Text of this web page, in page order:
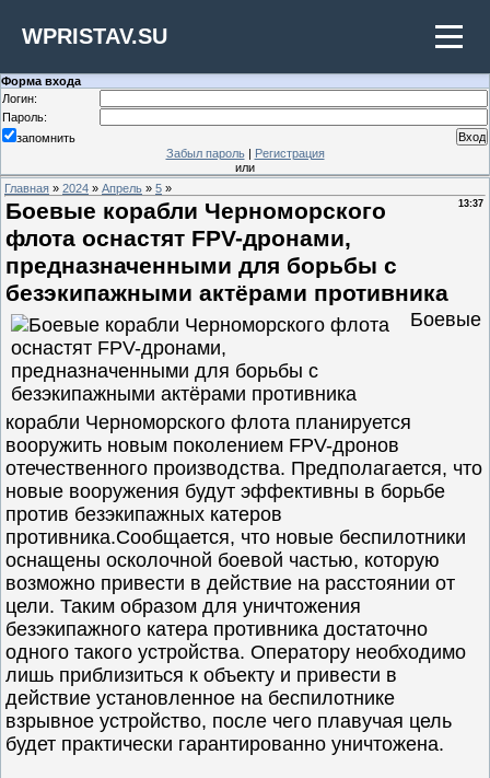
WPRISTAV.SU
Форма входа
Логин:
Пароль:
запомнить
Забыл пароль| Регистрация
или
Главная » 2024 » Апрель » 5 »
13:37
Боевые корабли Черноморского
флота оснастят FPV-дронами,
предназначенными для борьбы с
безэкипажными актёрами противника
Боевые
корабли Черноморского флота планируется
вооружить новым поколением FPV-дронов
отечественного производства. Предполагается, что
новые вооружения будут эффективны в борьбе
против безэкипажных катеров
противника.Сообщается, что новые беспилотники
оснащены осколочной боевой частью, которую
возможно привести в действие на расстоянии от
цели. Таким образом для уничтожения
безэкипажного катера противника достаточно
одного такого устройства. Оператору необходимо
лишь приблизиться к объекту и привести в
действие установленное на беспилотнике
взрывное устройство, после чего плавучая цель
будет практически гарантированно уничтожена.